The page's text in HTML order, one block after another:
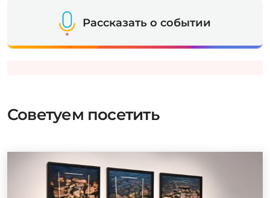
Рассказать о событии
Советуем посетить